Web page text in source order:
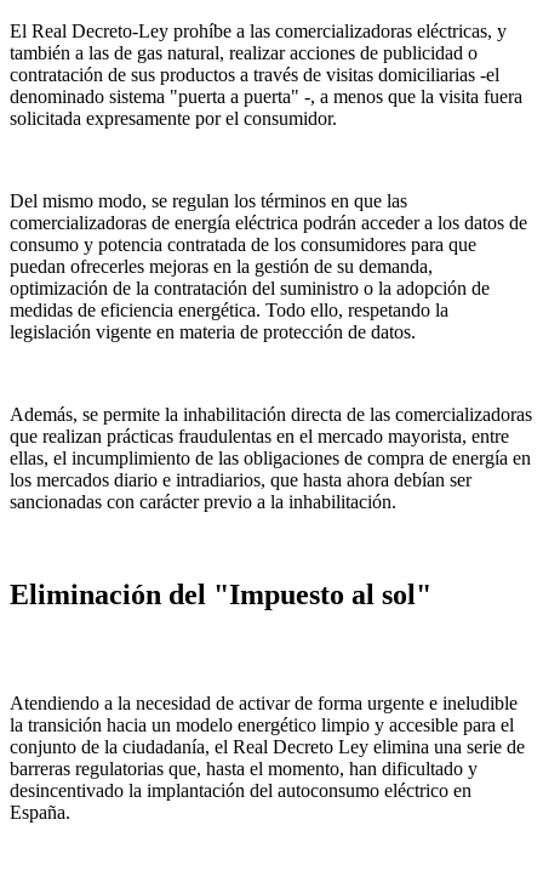
El Real Decreto-Ley prohíbe a las comercializadoras eléctricas, y
también a las de gas natural, realizar acciones de publicidad o
contratación de sus productos a través de visitas domiciliarias -el
denominado sistema "puerta a puerta" -, a menos que la visita fuera
solicitada expresamente por el consumidor.
Del mismo modo, se regulan los términos en que las
comercializadoras de energía eléctrica podrán acceder a los datos de
consumo y potencia contratada de los consumidores para que
puedan ofrecerles mejoras en la gestión de su demanda,
optimización de la contratación del suministro o la adopción de
medidas de eficiencia energética. Todo ello, respetando la
legislación vigente en materia de protección de datos.
Además, se permite la inhabilitación directa de las comercializadoras
que realizan prácticas fraudulentas en el mercado mayorista, entre
ellas, el incumplimiento de las obligaciones de compra de energía en
los mercados diario e intradiarios, que hasta ahora debían ser
sancionadas con carácter previo a la inhabilitación.
Eliminación del "Impuesto al sol"
Atendiendo a la necesidad de activar de forma urgente e ineludible
la transición hacia un modelo energético limpio y accesible para el
conjunto de la ciudadanía, el Real Decreto Ley elimina una serie de
barreras regulatorias que, hasta el momento, han dificultado y
desincentivado la implantación del autoconsumo eléctrico en
España.